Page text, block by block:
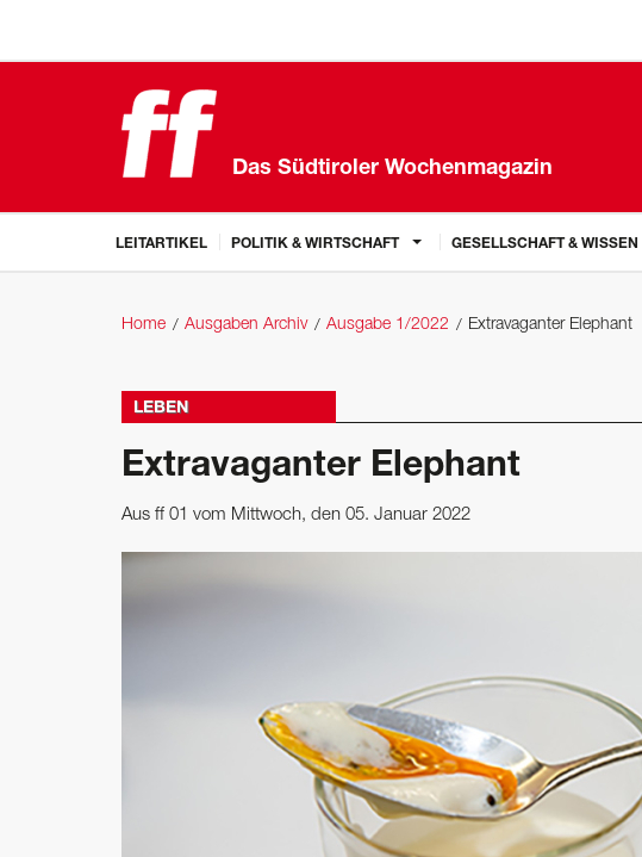
Das Südtiroler Wochenmagazin
LEITARTIKEL POLITIK & WIRTSCHAFT GESELLSCHAFT & WISSEN
Home Ausgaben Archiv Ausgabe 1/2022 Extravaganter Elephant
LEBEN
Extravaganter Elephant
Aus ff 01 vom Mittwoch, den 05. Januar 2022